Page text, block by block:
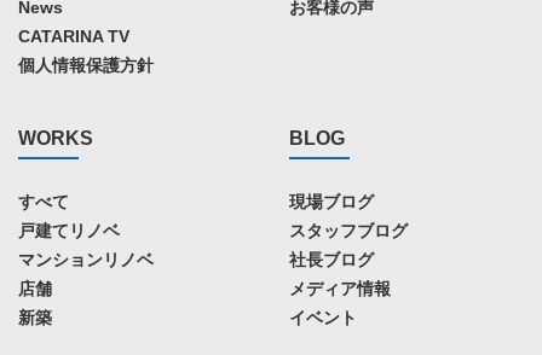
News
CATARINA TV
個人情報保護方針
お客様の声
WORKS
すべて
戸建てリノベ
マンションリノベ
店舗
新築
BLOG
現場ブログ
スタッフブログ
社長ブログ
メディア情報
イベント